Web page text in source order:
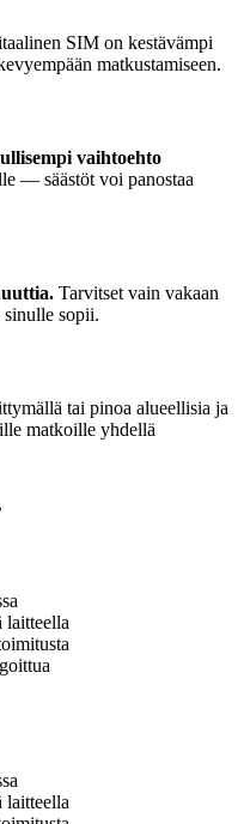
SIM on kestävämpi
matkustamiseen.
vaihtoehto
— säästöt voi panostaa
Tarvitset vain vakaan
sopii.
tai pinoa alueellisia ja
matkoille yhdellä
laitteella
laitteella